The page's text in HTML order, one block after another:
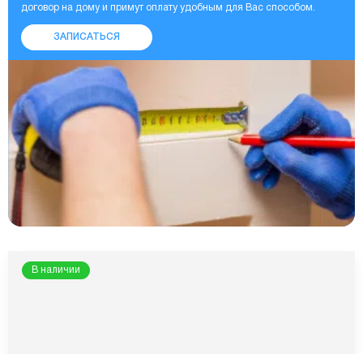
договор на дому и примут оплату удобным для Вас способом.
ЗАПИСАТЬСЯ
В наличии